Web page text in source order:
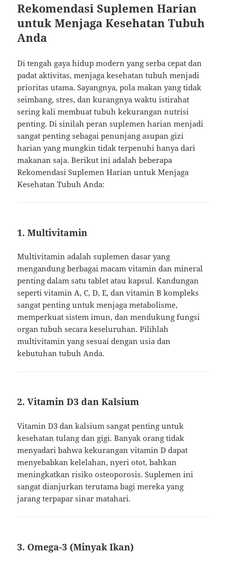
Rekomendasi Suplemen Harian
untuk Menjaga Kesehatan Tubuh
Anda
Di tengah gaya hidup modern yang serba cepat dan
padat aktivitas, menjaga kesehatan tubuh menjadi
prioritas utama. Sayangnya, pola makan yang tidak
seimbang, stres, dan kurangnya waktu istirahat
sering kali membuat tubuh kekurangan nutrisi
penting. Di sinilah peran suplemen harian menjadi
sangat penting sebagai penunjang asupan gizi
harian yang mungkin tidak terpenuhi hanya dari
makanan saja. Berikut ini adalah beberapa
Rekomendasi Suplemen Harian untuk Menjaga
Kesehatan Tubuh Anda:
1.Multivitamin
Multivitamin adalah suplemen dasar yang
mengandung berbagai macam vitamin dan mineral
penting dalam satu tablet atau kapsul. Kandungan
seperti vitamin A, C, D, E, dan vitamin B kompleks
sangat penting untuk menjaga metabolisme,
memperkuat sistem imun, dan mendukung fungsi
organ tubuh secara keseluruhan. Pilihlah
multivitamin yang sesuai dengan usia dan
kebutuhan tubuh Anda.
2.Vitamin D3 dan Kalsium
Vitamin D3 dan kalsium sangat penting untuk
kesehatan tulang dan gigi. Banyak orang tidak
menyadari bahwa kekurangan vitamin D dapat
menyebabkan kelelahan, nyeri otot, bahkan
meningkatkan risiko osteoporosis. Suplemen ini
sangat dianjurkan terutama bagi mereka yang
jarang terpapar sinar matahari.
3. Omega-3 (Minyak Ikan)